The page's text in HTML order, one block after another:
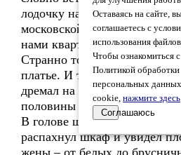
лодочку на пол и
московской осени, покинув
нами квартиру.
Странно только, что она не
платье. И туфли. И
дремал на тумбочке со
половины кровати.
В голове шевельнулась
распахнул шкаф и увидел
жены – от белых до
Оставаясь на сайте,
соглашаетесь с
использования
Чтобы ознакомиться с
Политикой обработки
персональных
cookie, нажмите здесь
Соглашаюсь